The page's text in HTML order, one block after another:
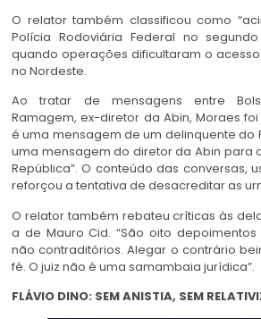
O relator também classificou como
Polícia Rodoviária Federal no
quando operações dificultaram o
no Nordeste.
Ao tratar de mensagens entre
Ramagem, ex-diretor da Abin, Moraes
é uma mensagem de um delinquente do
uma mensagem do diretor da Abin para
República”. O conteúdo das conversas,
reforçou a tentativa de desacreditar as
O relator também rebateu críticas às
a de Mauro Cid. “São oito
não contraditórios. Alegar o contrário
fé. O juiz não é uma samambaia jurídica”.
FLÁVIO DINO: SEM ANISTIA, SEM